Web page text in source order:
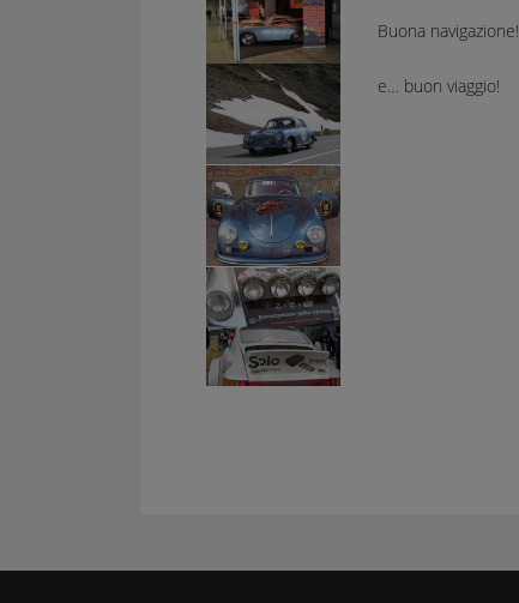
Buona navigazione!
e… buon viaggio!